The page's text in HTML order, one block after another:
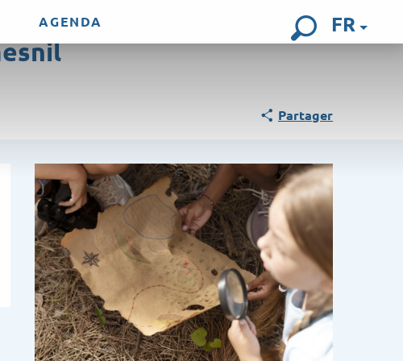
FR
AGENDA
Partager